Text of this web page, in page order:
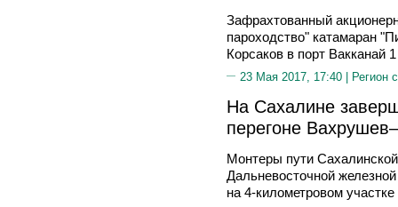
Зафрахтованный
пароходство" катамаран
Корсаков в порт Вакканай
23 Мая 2017, 17:40 | Регион
На Сахалине
перегоне
Монтеры пути
Дальневосточной
на 4-километровом